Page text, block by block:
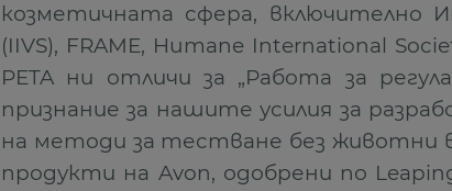
козметичната сфера, включително
(IIVS), FRAME, Humane International
PETA ни отличи за „Работа за
признание за нашите усилия за
на методи за тестване без
продукти на Avon, одобрени по